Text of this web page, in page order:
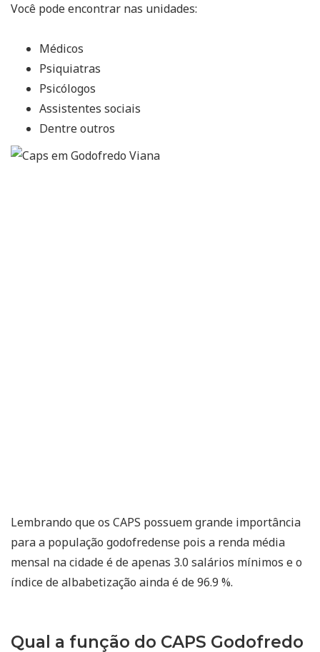
Você pode encontrar nas unidades:
Médicos
Psiquiatras
Psicólogos
Assistentes sociais
Dentre outros
Lembrando que os CAPS possuem grande importância
para a população godofredense pois a renda média
mensal na cidade é de apenas 3.0 salários mínimos e o
índice de albabetização ainda é de 96.9 %.
Qual a função do CAPS Godofredo